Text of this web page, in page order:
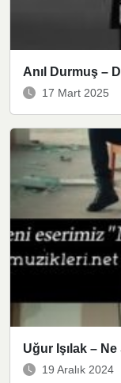
Anıl Durmuş –
17 Mart 2025
Uğur Işılak –
19 Aralık 2024